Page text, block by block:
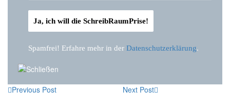
Spamfrei! Erfahre mehr in der Datenschutzerklärung.
Previous Post Next Post